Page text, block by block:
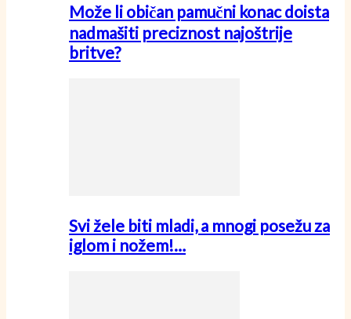
Može li običan pamučni konac doista
nadmašiti preciznost najoštrije
britve?
Svi žele biti mladi, a mnogi posežu za
iglom i nožem!…